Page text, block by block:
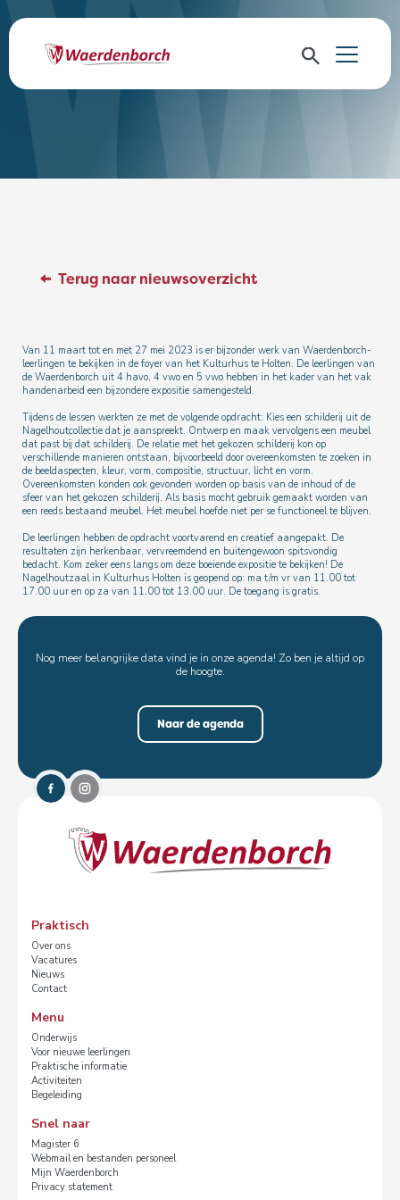
Terug naar nieuwsoverzicht
Van 11 maart tot en met 27 mei 2023 is er bijzonder werk van Waerdenborch-
leerlingen te bekijken in de foyer van het Kulturhus te Holten. De leerlingen van
de Waerdenborch uit 4 havo, 4 vwo en 5 vwo hebben in het kader van het vak
handenarbeid een bijzondere expositie samengesteld.
Tijdens de lessen werkten ze met de volgende opdracht: Kies een schilderij uit de
Nagelhoutcollectie dat je aanspreekt. Ontwerp en maak vervolgens een meubel
dat past bij dat schilderij. De relatie met het gekozen schilderij kon op
verschillende manieren ontstaan, bijvoorbeeld door overeenkomsten te zoeken in
de beeldaspecten, kleur, vorm, compositie, structuur, licht en vorm.
Overeenkomsten konden ook gevonden worden op basis van de inhoud of de
sfeer van het gekozen schilderij. Als basis mocht gebruik gemaakt worden van
een reeds bestaand meubel. Het meubel hoefde niet per se functioneel te blijven.
De leerlingen hebben de opdracht voortvarend en creatief aangepakt. De
resultaten zijn herkenbaar, vervreemdend en buitengewoon spitsvondig
bedacht. Kom zeker eens langs om deze boeiende expositie te bekijken! De
Nagelhoutzaal in Kulturhus Holten is geopend op: ma t/m vr van 11.00 tot
17.00 uur en op za van 11.00 tot 13.00 uur. De toegang is gratis.
Nog meer belangrijke data vind je in onze agenda! Zo ben je altijd op
de hoogte.
Naar de agenda
Praktisch
Over ons
Vacatures
Nieuws
Contact
Menu
Onderwijs
Voor nieuwe leerlingen
Praktische informatie
Activiteiten
Begeleiding
Snel naar
Magister 6
Webmail en bestanden personeel
Mijn Waerdenborch
Privacy statement